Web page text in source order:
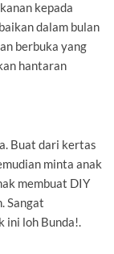
kepada
dalam bulan
berbuka yang
hantaran
Buat dari kertas
minta anak
membuat DIY
Sangat
ini loh Bunda!.